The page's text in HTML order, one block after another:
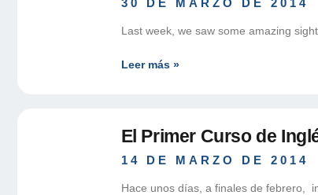
30 DE MARZO DE 2014
Last week, we saw some amazing
Leer más »
El Primer Curso de
14 DE MARZO DE 2014
Hace unos días, a finales de febrero,